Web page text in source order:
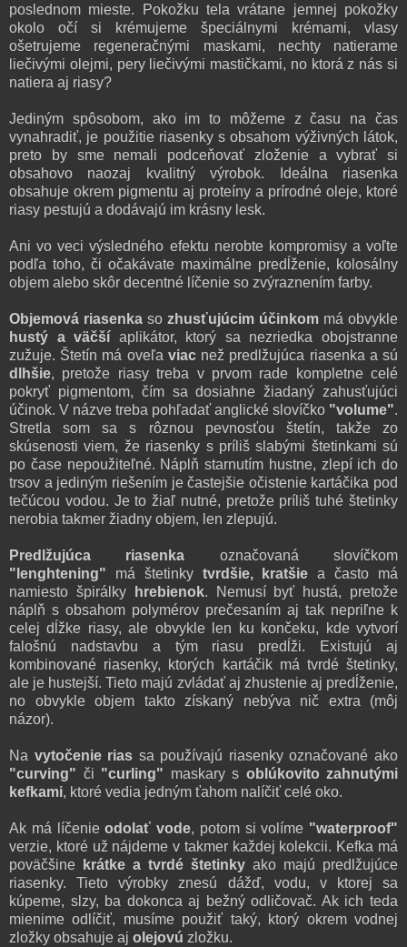
poslednom mieste. Pokožku tela vrátane jemnej pokožky
okolo očí si krémujeme špeciálnymi krémami, vlasy
ošetrujeme regeneračnými maskami, nechty natierame
liečivými olejmi, pery liečivými mastičkami, no ktorá z nás si
natiera aj riasy?
Jediným spôsobom, ako im to môžeme z času na čas
vynahradiť, je použitie riasenky s obsahom výživných látok,
preto by sme nemali podceňovať zloženie a vybrať si
obsahovo naozaj kvalitný výrobok. Ideálna riasenka
obsahuje okrem pigmentu aj proteíny a prírodné oleje, ktoré
riasy pestujú a dodávajú im krásny lesk.
Ani vo veci výsledného efektu nerobte kompromisy a voľte
podľa toho, či očakávate maximálne predĺženie, kolosálny
objem alebo skôr decentné líčenie so zvýraznením farby.
Objemová riasenka so zhusťujúcim účinkom má obvykle
hustý a väčší aplikátor, ktorý sa nezriedka obojstranne
zužuje. Štetín má oveľa viacnež predlžujúca riasenka a sú
dlhšie, pretože riasy treba v prvom rade kompletne celé
pokryť pigmentom, čím sa dosiahne žiadaný zahusťujúci
účinok. V názve treba pohľadať anglické slovíčko "volume".
Stretla som sa s rôznou pevnosťou štetín, takže zo
skúsenosti viem, že riasenky s príliš slabými štetinkami sú
po čase nepoužiteľné. Náplň starnutím hustne, zlepí ich do
trsov a jediným riešením je častejšie očistenie kartáčika pod
tečúcou vodou. Je to žiaľ nutné, pretože príliš tuhé štetinky
nerobia takmer žiadny objem, len zlepujú.
Predlžujúca riasenka označovaná slovíčkom
"lenghtening" má štetinky tvrdšie, kratšie a často má
namiesto špirálky
hrebienok. Nemusí byť hustá, pretože
náplň s obsahom polymérov prečesaním aj tak nepriľne k
celej dĺžke riasy, ale obvykle len ku končeku, kde vytvorí
falošnú nadstavbu a tým riasu predĺži. Existujú aj
kombinované riasenky, ktorých kartáčik má tvrdé štetinky,
ale je hustejší. Tieto majú zvládať aj zhustenie aj predĺženie,
no obvykle objem takto získaný nebýva nič extra (môj
názor).
Na vytočenie rias sa používajú riasenky označované ako
"curving" či "curling" maskary s oblúkovito zahnutými
kefkami, ktoré vedia jedným ťahom nalíčiť celé oko.
Ak má líčenieodolať vode, potom si volíme "waterproof"
verzie, ktoré už nájdeme v takmer každej kolekcii. Kefka má
poväčšine
krátke a tvrdé štetinky ako majú predlžujúce
riasenky. Tieto výrobky znesú dážď, vodu, v ktorej sa
kúpeme, slzy, ba dokonca aj bežný odličovač. Ak ich teda
mienime odlíčiť, musíme použiť taký, ktorý okrem vodnej
zložky obsahuje aj olejovú zložku.